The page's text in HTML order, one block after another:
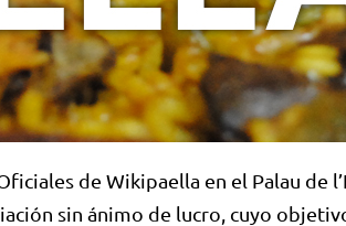
de Wikipaella en el Palau de
sin ánimo de lucro, cuyo